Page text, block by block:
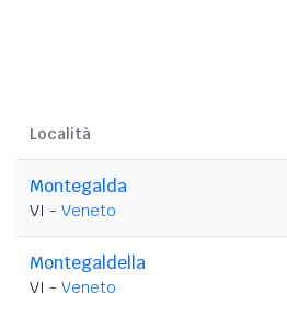
Località
Montegalda
VI - Veneto
Montegaldella
VI - Veneto